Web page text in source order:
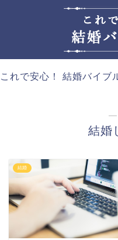
これで安心！ 結婚バイブ
―
結婚
結婚